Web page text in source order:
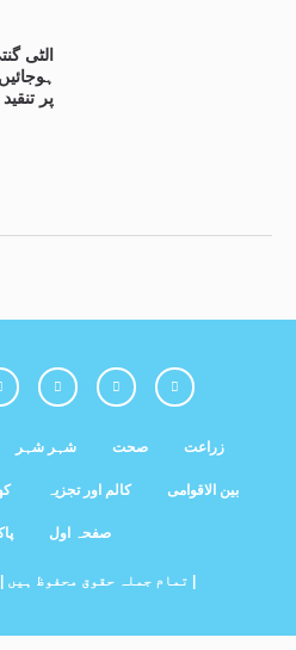
پر
شہر شہر صحت زراعت
کالم اور تجزیہ بین الاقوامی
صفحہ اول
© 2024, Daily Qaum | تمام جملہ حقوق محفوظ ہیں |